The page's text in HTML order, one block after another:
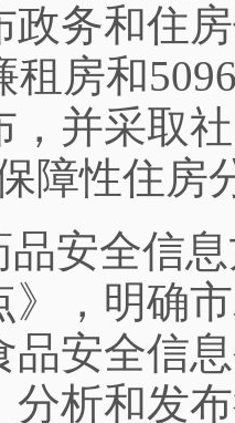
政务和住
租房和
，并采取
障性住房
全信息
》，明确
品安全信
分析和发